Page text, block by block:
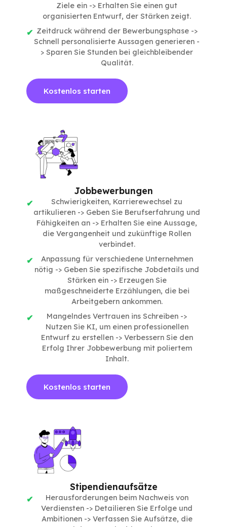
Ziele ein -> Erhalten Sie einen gut
organisierten Entwurf, der Stärken zeigt.
Zeitdruck während der Bewerbungsphase ->
Schnell personalisierte Aussagen generieren -
> Sparen Sie Stunden bei gleichbleibender
Qualität.
Kostenlos starten
Jobbewerbungen
Schwierigkeiten, Karrierewechsel zu
artikulieren -> Geben Sie Berufserfahrung und
Fähigkeiten an -> Erhalten Sie eine Aussage,
die Vergangenheit und zukünftige Rollen
verbindet.
Anpassung für verschiedene Unternehmen
nötig -> Geben Sie spezifische Jobdetails und
Stärken ein -> Erzeugen Sie
maßgeschneiderte Erzählungen, die bei
Arbeitgebern ankommen.
Mangelndes Vertrauen ins Schreiben ->
Nutzen Sie KI, um einen professionellen
Entwurf zu erstellen -> Verbessern Sie den
Erfolg Ihrer Jobbewerbung mit poliertem
Inhalt.
Kostenlos starten
Stipendienaufsätze
Herausforderungen beim Nachweis von
Verdiensten -> Detailieren Sie Erfolge und
Ambitionen -> Verfassen Sie Aufsätze, die